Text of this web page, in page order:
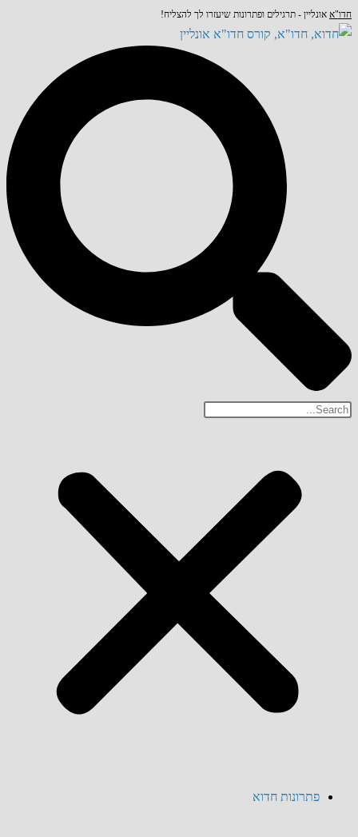
חדו"א אונליין - תרגילים ופתרונות שיעזרו לך להצליח!
פתרונות חדוא